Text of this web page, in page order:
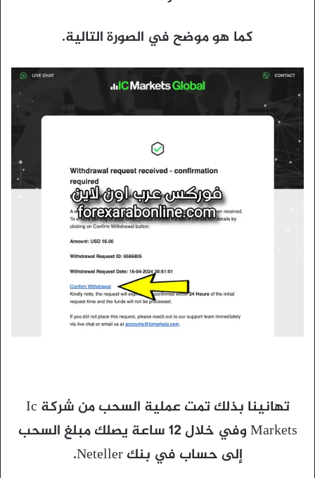
كما هو موضح في الصورة التالية.
تهانينا بذلك تمت عملية السحب من شركة Ic
Markets وفي خلال 12 ساعة يصلك مبلغ السحب
إلى حساب في بنك Neteller.